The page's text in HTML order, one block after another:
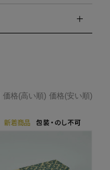
価格(高い順) 価格(安い順)